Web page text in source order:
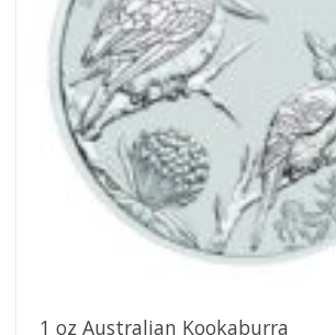
1 oz Australian Kookaburra